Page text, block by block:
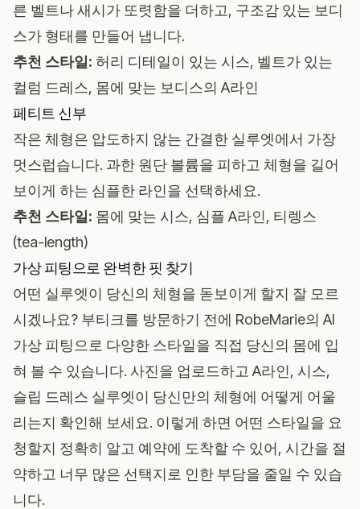
른 벨트나 새시가 또렷함을 더하고, 구조감 있는 보디
스가 형태를 만들어 냅니다.
추천 스타일: 허리 디테일이 있는 시스, 벨트가 있는
컬럼 드레스, 몸에 맞는 보디스의 A라인
페티트 신부
작은 체형은 압도하지 않는 간결한 실루엣에서 가장
멋스럽습니다. 과한 원단 볼륨을 피하고 체형을 길어
보이게 하는 심플한 라인을 선택하세요.
추천 스타일: 몸에 맞는 시스, 심플 A라인, 티렝스
(tea-length)
가상 피팅으로 완벽한 핏 찾기
어떤 실루엣이 당신의 체형을 돋보이게 할지 잘 모르
시겠나요? 부티크를 방문하기 전에 RobeMarie의 AI
가상 피팅 으로 다양한 스타일을 직접 당신의 몸에 입
혀 볼 수 있습니다. 사진을 업로드하고 A라인, 시스,
슬립 드레스 실루엣이 당신만의 체형에 어떻게 어울
리는지 확인해 보세요. 이렇게 하면 어떤 스타일을 요
청할지 정확히 알고 예약에 도착할 수 있어, 시간을 절
약하고 너무 많은 선택지로 인한 부담을 줄일 수 있습
니다.